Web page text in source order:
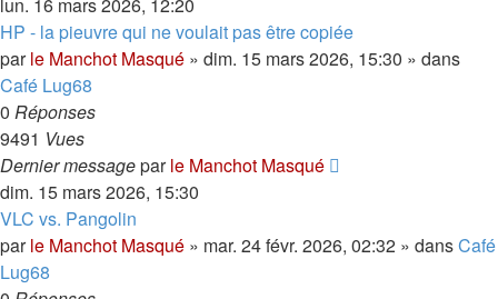
HP - la pieuvre qui ne voulait pas être copiée
parle Manchot Masqué » dim. 15 mars 2026, 15:30 » dans
Café Lug68
0 Réponses
9491 Vues
Dernier messageparle Manchot Masqué
dim. 15 mars 2026, 15:30
VLC vs. Pangolin
parle Manchot Masqué » mar. 24 févr. 2026, 02:32 » dansCafé
Lug68